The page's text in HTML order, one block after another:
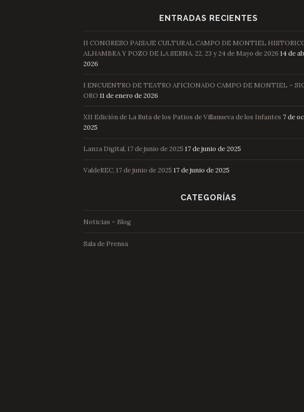
ENTRADAS RECIENTES
II CONGRESO PAISAJE CULTURAL CAMPO DE MONTIEL
ALHAMBRA Y POZO DE LA SERNA. 22, 23 y 24 de Mayo de 2026 14 de
2026
I ENCUENTRO DE TEATRO AFICIONADO CAMPO DE MONTIEL –
ORO 11 de enero de 2026
XII Edición de La Ruta de los Patios de Villanueva de los Infantes 7 de
2025
Lanza Digital, 17 de junio de 2025 17 de junio de 2025
ValdeREC, 17 de junio de 2025 17 de junio de 2025
CATEGORÍAS
Noticias – Blog
Sala de Prensa